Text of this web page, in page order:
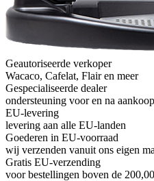
Geautoriseerde verkoper
Wacaco, Cafelat, Flair en meer
Gespecialiseerde dealer
ondersteuning voor en na aankoop
EU-levering
levering aan alle EU-landen
Goederen in EU-voorraad
wij verzenden vanuit ons eigen
Gratis EU-verzending
voor bestellingen boven de